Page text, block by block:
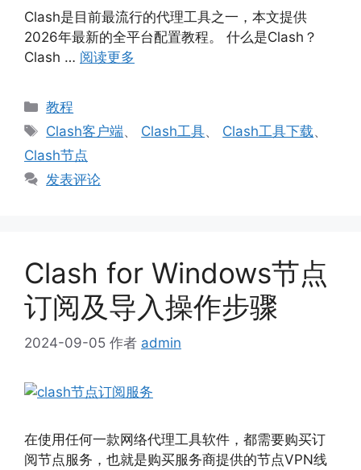
Clash是目前最流行的代理工具之一，本文提供
2026年最新的全平台配置教程。 什么是Clash？
Clash … 阅读更多
分
类
教程
标
签
Clash客户端、 Clash工具、 Clash工具下载、
Clash节点
发表评论
Clash for Windows节点
订阅及导入操作步骤
2024-09-05 作者 admin
在使用任何一款网络代理工具软件，都需要购买订
阅节点服务，也就是购买服务商提供的节点VPN线